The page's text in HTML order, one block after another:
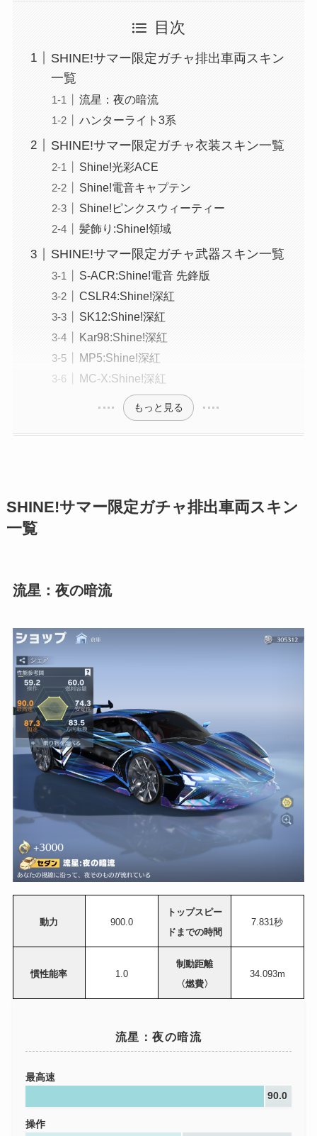
目次
SHINE!サマー限定ガチャ排出車両スキン
一覧
流星：夜の暗流
ハンターライト3系
SHINE!サマー限定ガチャ衣装スキン一覧
Shine!光彩ACE
Shine!電音キャプテン
Shine!ピンクスウィーティー
髪飾り:Shine!領域
SHINE!サマー限定ガチャ武器スキン一覧
S-ACR:Shine!電音 先鋒版
CSLR4:Shine!深紅
SK12:Shine!深紅
Kar98:Shine!深紅
MP5:Shine!深紅
MC-X:Shine!深紅
もっと見る
SHINE!サマー限定ガチャ排出車両スキン
一覧
流星：夜の暗流
動力 900.0
トップスピー
ドまでの時間
7.831秒
慣性能率 1.0
制動距離
〈燃費〉
34.093m
流星：夜の暗流
最高速
90.0
操作